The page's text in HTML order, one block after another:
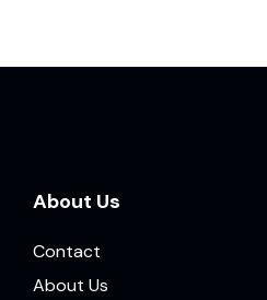
About Us
Contact
About Us